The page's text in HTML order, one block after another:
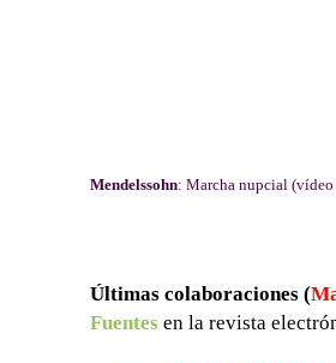
Mendelssohn: Marcha nupcial
Últimas colaboraciones (
Fuentes en la revista